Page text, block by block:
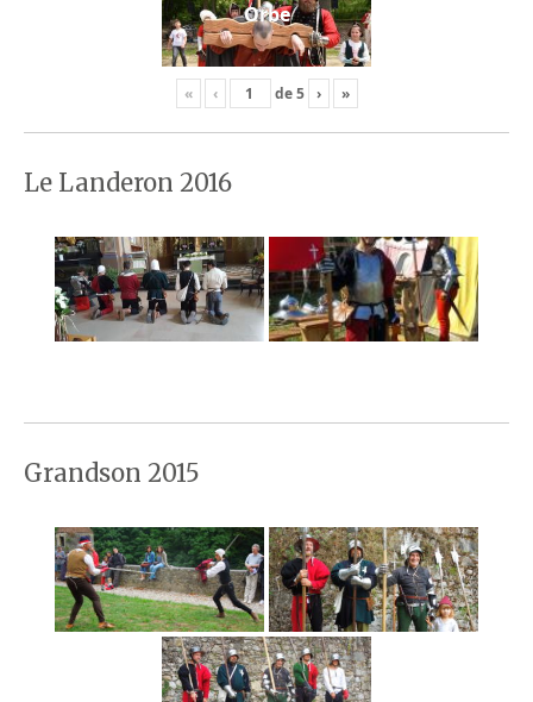
Orbe
« ‹ de5 › »
Le Landeron 2016
Grandson 2015